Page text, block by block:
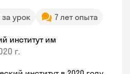
за урок 7 лет опыта
институт им
г.